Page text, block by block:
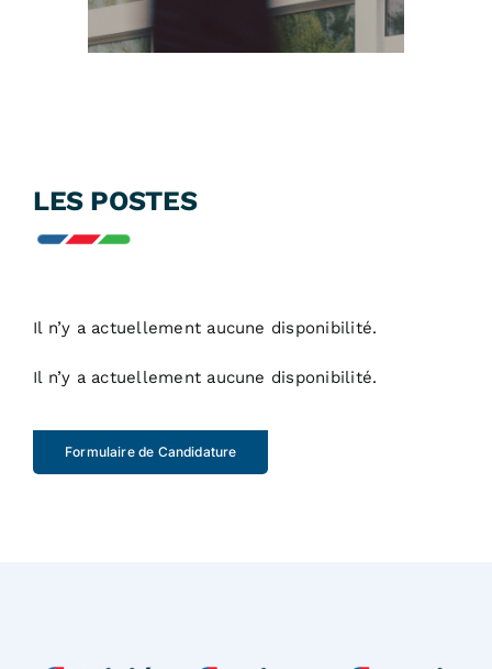
LES POSTES
Il n’y a actuellement aucune disponibilité.
Il n’y a actuellement aucune disponibilité.
Formulaire de Candidature